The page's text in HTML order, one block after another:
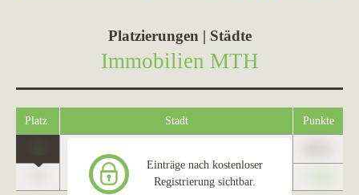
Platzierungen | Städte
Immobilien MTH
Platz. Stadt Punkte
Hürth
Einträge nach kostenloser
Registrierung sichtbar.